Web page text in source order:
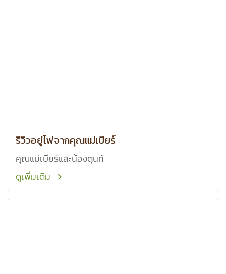
รีวิวอยู่ไฟจากคุณแม่เบียร์
คุณแม่เบียร์และน้องตุนท์
ดูเพิ่มเติม